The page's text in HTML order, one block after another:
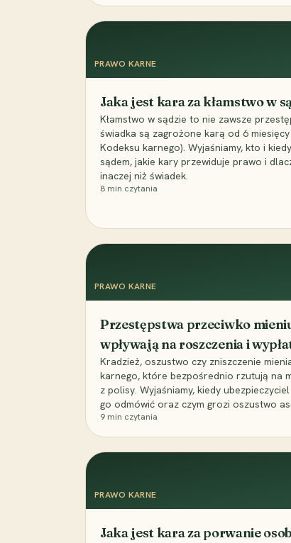
PRAWO KARNE
Jaka jest kara za kłamstwo w
Kłamstwo w sądzie to nie zawsze
świadka są zagrożone karą od 6
Kodeksu karnego). Wyjaśniamy, kto i
sądem, jakie kary przewiduje prawo i
inaczej niż świadek.
8 min czytania
PRAWO KARNE
Przestępstwa przeciwko
wpływają na roszczenia i
Kradzież, oszustwo czy zniszczenie
karnego, które bezpośrednio rzutują na
z polisy. Wyjaśniamy, kiedy
go odmówić oraz czym grozi oszustwo
9 min czytania
PRAWO KARNE
Jaka jest kara za porwanie